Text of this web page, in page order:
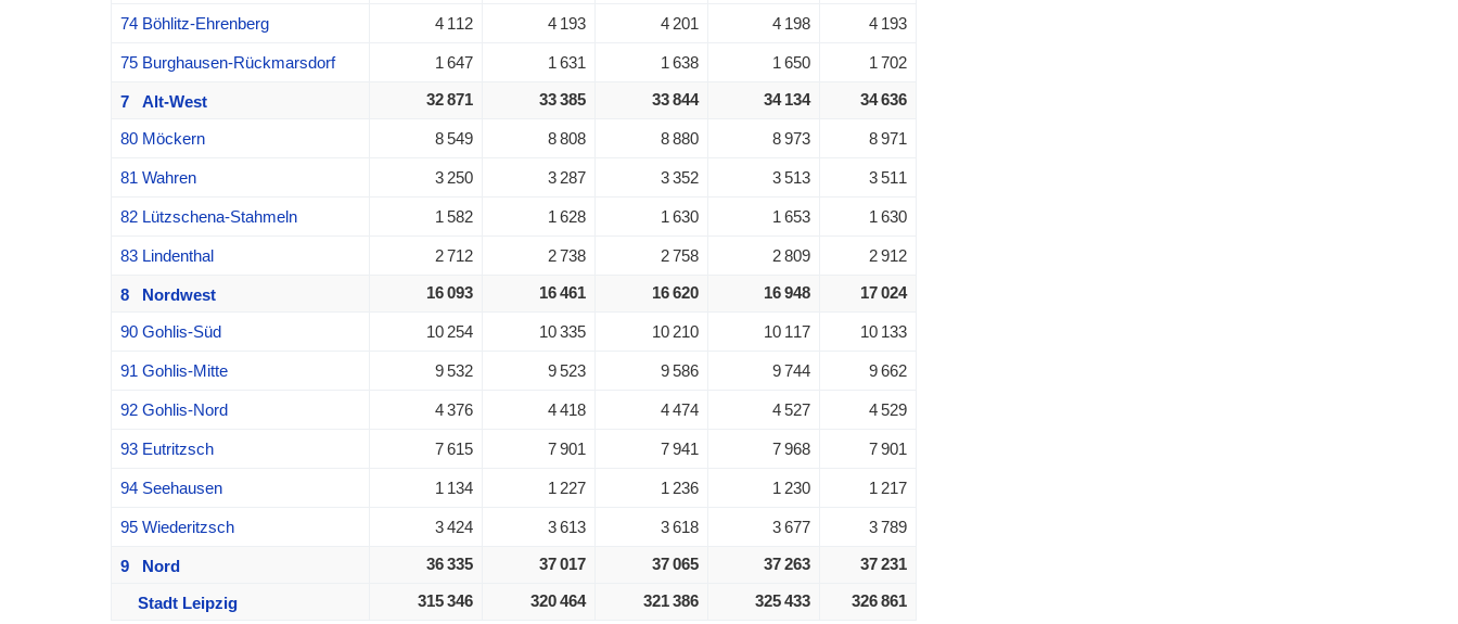
74 Böhlitz-Ehrenberg 4 112 4 193 4 201 4 198 4 193
75 Burghausen-Rückmarsdorf 1 647 1 631 1 638 1 650 1 702
7 Alt-West 32 871 33 385 33 844 34 134 34 636
80 Möckern 8 549 8 808 8 880 8 973 8 971
81 Wahren 3 250 3 287 3 352 3 513 3 511
82 Lützschena-Stahmeln 1 582 1 628 1 630 1 653 1 630
83 Lindenthal 2 712 2 738 2 758 2 809 2 912
8 Nordwest 16 093 16 461 16 620 16 948 17 024
90 Gohlis-Süd 10 254 10 335 10 210 10 117 10 133
91 Gohlis-Mitte 9 532 9 523 9 586 9 744 9 662
92 Gohlis-Nord 4 376 4 418 4 474 4 527 4 529
93 Eutritzsch 7 615 7 901 7 941 7 968 7 901
94 Seehausen 1 134 1 227 1 236 1 230 1 217
95 Wiederitzsch 3 424 3 613 3 618 3 677 3 789
9 Nord 36 335 37 017 37 065 37 263 37 231
Stadt Leipzig 315 346 320 464 321 386 325 433 326 861